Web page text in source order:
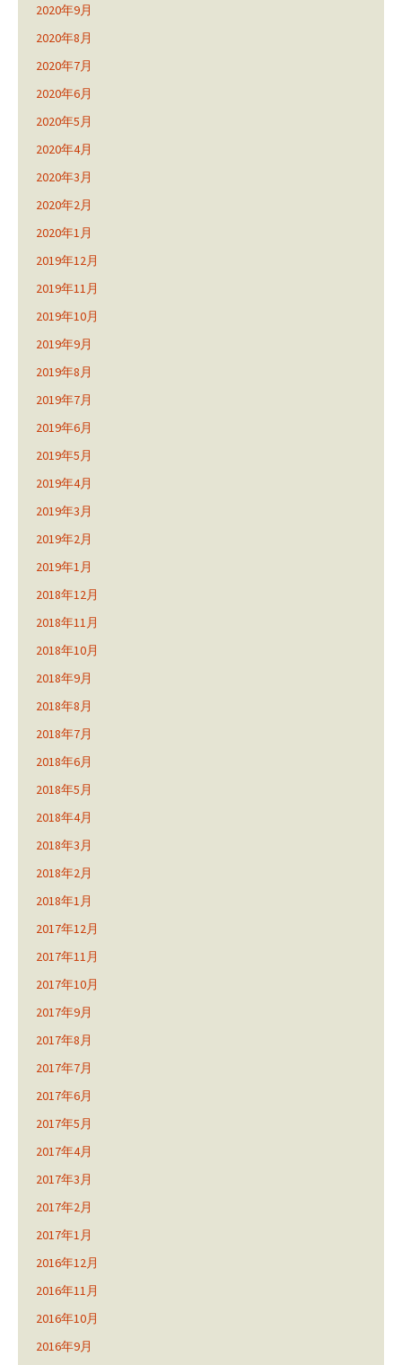
2020年9月
2020年8月
2020年7月
2020年6月
2020年5月
2020年4月
2020年3月
2020年2月
2020年1月
2019年12月
2019年11月
2019年10月
2019年9月
2019年8月
2019年7月
2019年6月
2019年5月
2019年4月
2019年3月
2019年2月
2019年1月
2018年12月
2018年11月
2018年10月
2018年9月
2018年8月
2018年7月
2018年6月
2018年5月
2018年4月
2018年3月
2018年2月
2018年1月
2017年12月
2017年11月
2017年10月
2017年9月
2017年8月
2017年7月
2017年6月
2017年5月
2017年4月
2017年3月
2017年2月
2017年1月
2016年12月
2016年11月
2016年10月
2016年9月